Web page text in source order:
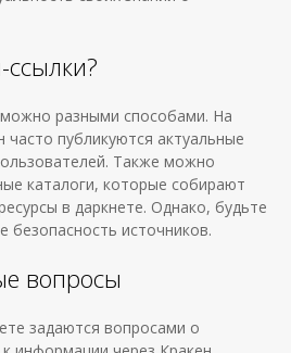
разными способами. На
публикуются актуальные
Также можно
каталоги, которые собирают
в даркнете. Однако, будьте
безопасность источников.
вопросы
задаются вопросами о